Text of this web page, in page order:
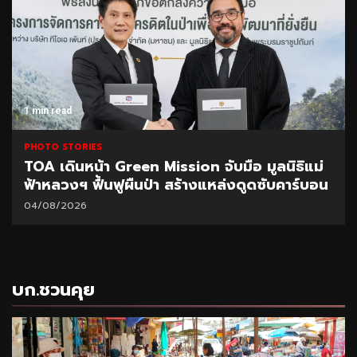
1 min read
PHOTO STORIES
CEO นำทีมผู้บริหาร BAM ลุยพื้นที่สำนักงานภูเก็ต
มอบนโยบายเร่งบริหารหนี้ – จำหน่ายทรัพย์
31/07/2026
บก.ชวนคุย